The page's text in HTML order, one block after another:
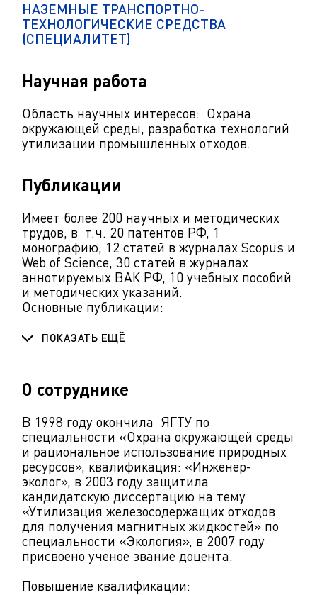
НАЗЕМНЫЕ ТРАНСПОРТНО-
ТЕХНОЛОГИЧЕСКИЕ СРЕДСТВА
(СПЕЦИАЛИТЕТ)
Научная работа
Область научных интересов: Охрана
окружающей среды, разработка технологий
утилизации промышленных отходов.
Публикации
Имеет более 200 научных и методических
трудов, в т.ч. 20 патентов РФ, 1
монографию, 12 статей в журналах Scopus и
Web of Science, 30 статей в журналах
аннотируемых ВАК РФ, 10 учебных пособий
и методических указаний.
Основные публикации:
ПОКАЗАТЬ ЕЩЁ
О сотруднике
В 1998 году окончила ЯГТУ по
специальности «Охрана окружающей среды
и рациональное использование природных
ресурсов», квалификация: «Инженер-
эколог», в 2003 году защитила
кандидатскую диссертацию на тему
«Утилизация железосодержащих отходов
для получения магнитных жидкостей» по
специальности «Экология», в 2007 году
присвоено ученое звание доцента.
Повышение квалификации: